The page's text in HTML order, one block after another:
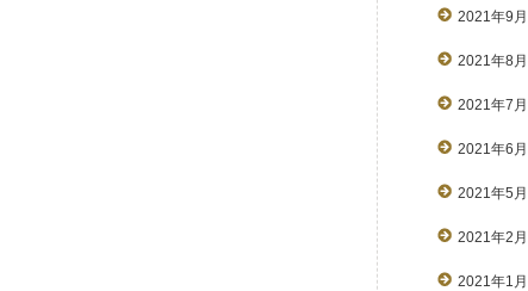
2021年9月
2021年8月
2021年7月
2021年6月
2021年5月
2021年2月
2021年1月